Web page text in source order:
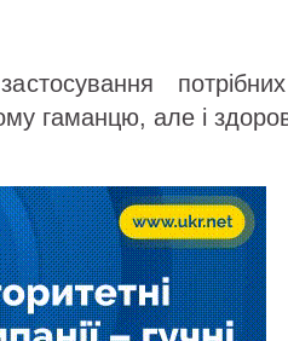
гаманцю, але і